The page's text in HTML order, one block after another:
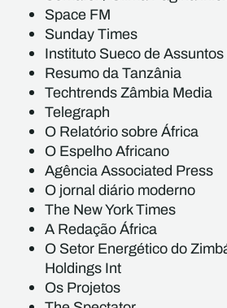
Space FM
Sunday Times
Instituto Sueco de
Resumo da Tanzânia
Techtrends Zâmbia Media
Telegraph
O Relatório sobre África
O Espelho Africano
Agência Associated Press
O jornal diário moderno
The New York Times
A Redação África
O Setor Energético do
Holdings Int
Os Projetos